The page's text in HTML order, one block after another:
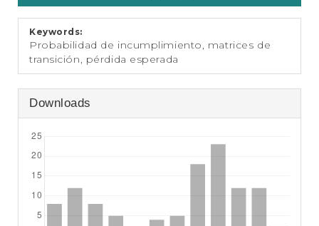
Keywords:
Probabilidad de incumplimiento, matrices de
transición, pérdida esperada
Downloads